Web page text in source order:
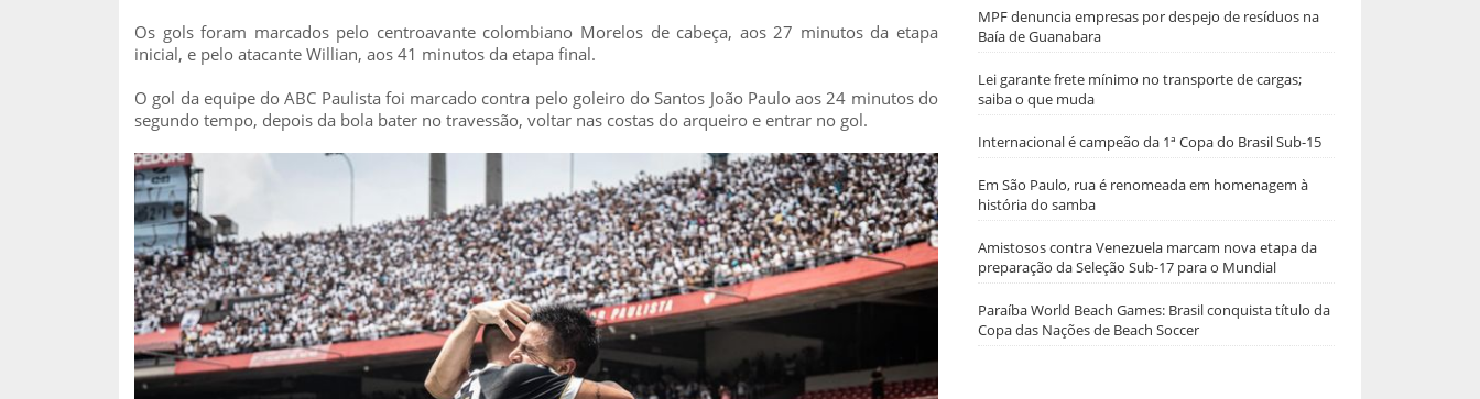
Os gols foram marcados pelo centroavante colombiano Morelos de cabeça, aos 27 minutos da etapa
inicial, e pelo atacante Willian, aos 41 minutos da etapa final.
O gol da equipe do ABC Paulista foi marcado contra pelo goleiro do Santos João Paulo aos 24 minutos do
segundo tempo, depois da bola bater no travessão, voltar nas costas do arqueiro e entrar no gol.
MPF denuncia empresas por despejo de resíduos na
Baía de Guanabara
Lei garante frete mínimo no transporte de cargas;
saiba o que muda
Internacional é campeão da 1ª Copa do Brasil Sub-15
Em São Paulo, rua é renomeada em homenagem à
história do samba
Amistosos contra Venezuela marcam nova etapa da
preparação da Seleção Sub-17 para o Mundial
Paraíba World Beach Games: Brasil conquista título da
Copa das Nações de Beach Soccer